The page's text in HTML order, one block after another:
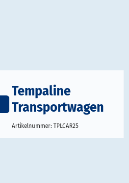
Tempaline
Transportwagen
Artikelnummer: TPLCAR25